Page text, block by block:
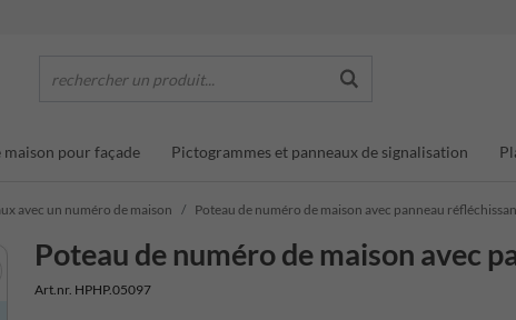
rechercher un produit...
maison pour façade Pictogrammes et panneaux de signalisation
avec un numéro de maison Poteau de numéro de maison avec panneau
Poteau de numéro de maison avec
Art.nr. HPHP.05097